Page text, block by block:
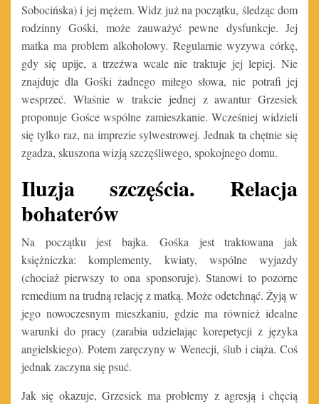
Sobocińska) i jej mężem. Widz już na początku, śledząc dom
rodzinny Gośki, może zauważyć pewne dysfunkcje. Jej
matka ma problem alkoholowy. Regularnie wyzywa córkę,
gdy się upije, a trzeźwa wcale nie traktuje jej lepiej. Nie
znajduje dla Gośki żadnego miłego słowa, nie potrafi jej
wesprzeć. Właśnie w trakcie jednej z awantur Grzesiek
proponuje Gośce wspólne zamieszkanie. Wcześniej widzieli
się tylko raz, na imprezie sylwestrowej. Jednak ta chętnie się
zgadza, skuszona wizją szczęśliwego, spokojnego domu.
Iluzja szczęścia. Relacja
bohaterów
Na początku jest bajka. Gośka jest traktowana jak
księżniczka: komplementy, kwiaty, wspólne wyjazdy
(chociaż pierwszy to ona sponsoruje). Stanowi to pozorne
remedium na trudną relację z matką. Może odetchnąć. Żyją w
jego nowoczesnym mieszkaniu, gdzie ma również idealne
warunki do pracy (zarabia udzielając korepetycji z języka
angielskiego). Potem zaręczyny w Wenecji, ślub i ciąża. Coś
jednak zaczyna się psuć.
Jak się okazuje, Grzesiek ma problemy z agresją i chęcią